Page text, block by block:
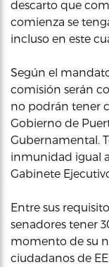
descarto que
comienza se
incluso en este
Según el
comisión serán
no podrán tener
Gobierno de
Gubernamental.
inmunidad igual
Gabinete
Entre sus
senadores tener
momento de su
ciudadanos de